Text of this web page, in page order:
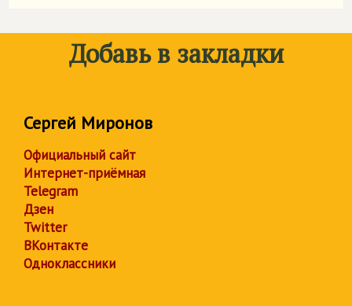
Добавь в закладки
Сергей Миронов
Официальный сайт
Интернет-приёмная
Telegram
Дзен
Twitter
ВКонтакте
Одноклассники